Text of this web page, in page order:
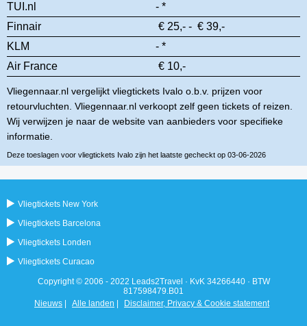
TUI.nl
- *
Finnair
€ 25,- - € 39,-
KLM
- *
Air France
€ 10,-
Vliegennaar.nl vergelijkt vliegtickets Ivalo o.b.v. prijzen voor
retourvluchten. Vliegennaar.nl verkoopt zelf geen tickets of reizen.
Wij verwijzen je naar de website van aanbieders voor specifieke
informatie.
Deze toeslagen voor vliegtickets Ivalo zijn het laatste gecheckt op 03-06-2026
Vliegtickets New York
Vliegtickets Barcelona
Vliegtickets Londen
Vliegtickets Curacao
Copyright © 2006 - 2022 Leads2Travel · KvK 34266440 · BTW
817598479.B01
Nieuws
Alle landen Disclaimer, Privacy & Cookie statement